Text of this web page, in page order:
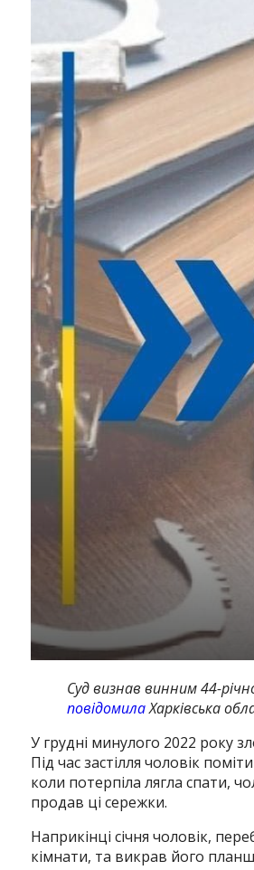
Суд визнав винним 44-
повідомилаХарківська
У грудні минулого 2022 року
Під час застілля чоловік
коли потерпіла лягла спати,
продав ці сережки.
Наприкінці січня чоловік,
кімнати, та викрав його